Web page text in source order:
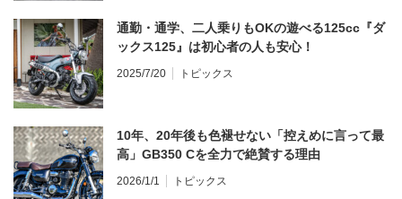
通勤・通学、二人乗りもOKの遊べる125cc『ダ
ックス125』は初心者の人も安心！
2025/7/20 トピックス
10年、20年後も色褪せない「控えめに言って最
高」GB350 Cを全力で絶賛する理由
2026/1/1 トピックス